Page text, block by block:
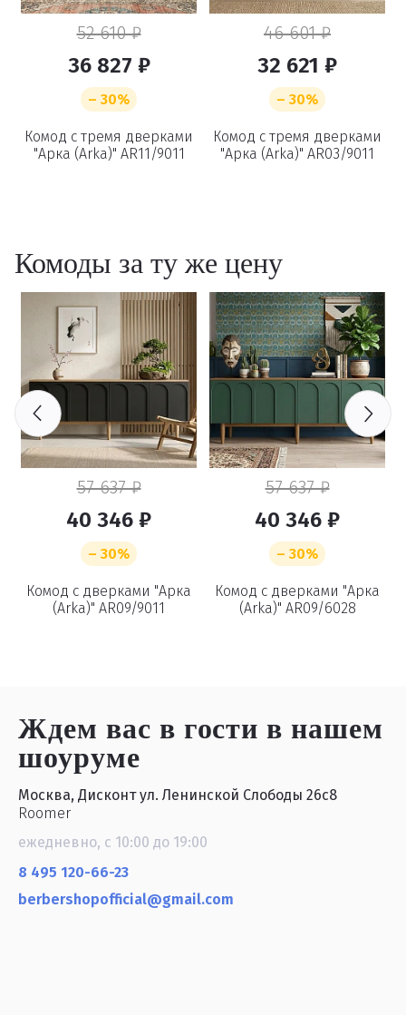
52 610 ₽
36 827 ₽
– 30%
Комод с тремя дверками
"Арка (Arka)" AR11/9011
46 601 ₽
32 621 ₽
– 30%
Комод с тремя дверками
"Арка (Arka)" AR03/9011
Комоды за ту же цену
57 637 ₽
40 346 ₽
– 30%
Комод с дверками "Арка
(Arka)" AR09/9011
57 637 ₽
40 346 ₽
– 30%
Комод с дверками "Арка
(Arka)" AR09/6028
Ждем вас в гостив нашем
шоуруме
Москва, Дисконт ул. Ленинской Слободы 26с8
Roomer
ежедневно, с 10:00 до 19:00
8 495 120-66-23
berbershopofficial@gmail.com
Удаление
товар из корзины?
Удалить